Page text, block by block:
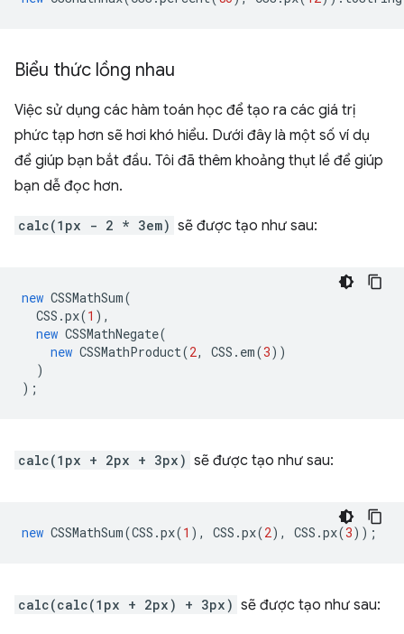
Biểu thức lồng nhau
Việc sử dụng các hàm toán học để tạo ra các giá trị
phức tạp hơn sẽ hơi khó hiểu. Dưới đây là một số ví dụ
để giúp bạn bắt đầu. Tôi đã thêm khoảng thụt lề để giúp
bạn dễ đọc hơn.
calc(1px - 2 * 3em) sẽ được tạo như sau:
new CSSMathSum(
CSS .px(1 ),
new CSSMathNegate(
new CSSMathProduct(2, CSS . em(3))
)
);
calc(1px + 2px + 3px) sẽ được tạo như sau:
new CSSMathSum(CSS .px(1 ), CSS .px(2), CSS .px(3));
calc(calc(1px + 2px) + 3px) sẽ được tạo như sau: